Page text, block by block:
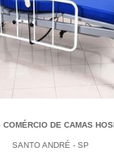
COMÉRCIO DE CAMAS
SANTO ANDRÉ - SP